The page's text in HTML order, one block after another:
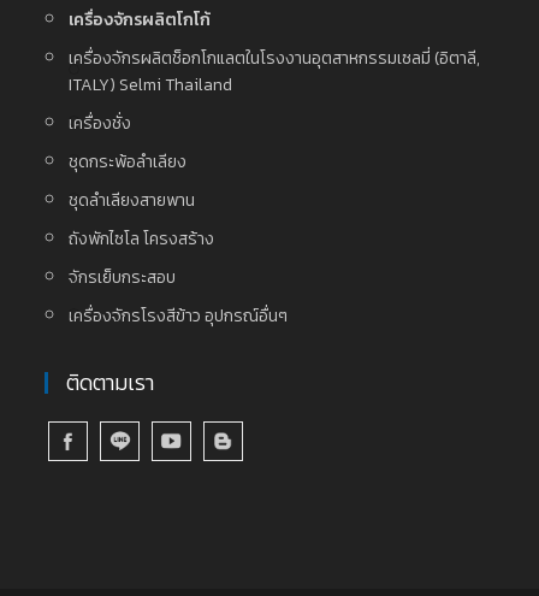
เครื่องจักรผลิตโกโก้
เครื่องจักรผลิตช็อกโกแลตในโรงงานอุตสาหกรรมเซลมี่ (อิตาลี,
ITALY) Selmi Thailand
เครื่องชั่ง
ชุดกระพ้อลำเลียง
ชุดลำเลียงสายพาน
ถังพักไซโล โครงสร้าง
จักรเย็บกระสอบ
เครื่องจักรโรงสีข้าว อุปกรณ์อื่นๆ
ติดตามเรา